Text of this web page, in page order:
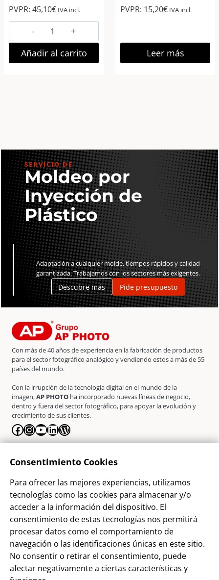
PVPR: 45,10€ IVA incl.
AP
Marco
Fotos
Madera
Añadir al carrito
PVPR: 15,20€ IVA incl.
Leer más
SERVICIO DE
Moldeo por
Inyección de
Plástico
Adaptación a cualquier molde, tiempos rápidos y calidad
garantizada. Trabajamos con los sectores más exigentes.
Descubre más Pide presupuesto
Con más de 40 años de experiencia en la fabricación de productos
para el sector fotográfico analógico y vendiendo estos a más de 55
países del mundo.
Con la irrupción de la tecnología digital en el mundo de la
imagen,AP PHOTO ha incorporado nuevas líneas de negocio,
dentro y fuera del sector fotográfico, para apoyar la evolución y
crecimiento de sus clientes.
Facebook
Instagram
YouTube
LinkedIn
WordPress
Contacto
Sostenibilidad
Blog
Alta Cliente
Aviso Legal
Términos y Condiciones
Consentimiento Cookies
Para ofrecer las mejores experiencias, utilizamos
tecnologías como las cookies para almacenar y/o
acceder a la información del dispositivo. El
consentimiento de estas tecnologías nos permitirá
procesar datos como el comportamiento de
navegación o las identificaciones únicas en este sitio.
No consentir o retirar el consentimiento, puede
afectar negativamente a ciertas características y